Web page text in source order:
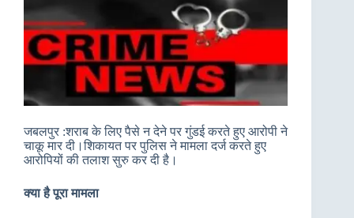
जबलपुर :शराब के लिए पैसे न देने पर गुंडई करते हुए आरोपी ने
चाकू मार दी।शिकायत पर पुलिस ने मामला दर्ज करते हुए
आरोपियों की तलाश सुरु कर दी है।
क्या है पूरा मामला